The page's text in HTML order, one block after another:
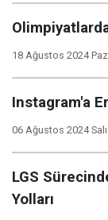
18 Ağustos 2024
Instagram'a
06 Ağustos 2024
LGS
Yolları